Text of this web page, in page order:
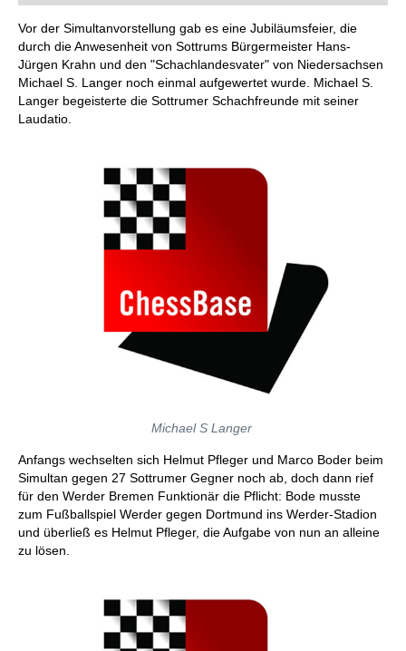
Vor der Simultanvorstellung gab es eine Jubiläumsfeier, die
durch die Anwesenheit von Sottrums Bürgermeister Hans-
Jürgen Krahn und den "Schachlandesvater" von Niedersachsen
Michael S. Langer noch einmal aufgewertet wurde. Michael S.
Langer begeisterte die Sottrumer Schachfreunde mit seiner
Laudatio.
Michael S Langer
Anfangs wechselten sich Helmut Pfleger und Marco Boder beim
Simultan gegen 27 Sottrumer Gegner noch ab, doch dann rief
für den Werder Bremen Funktionär die Pflicht: Bode musste
zum Fußballspiel Werder gegen Dortmund ins Werder-Stadion
und überließ es Helmut Pfleger, die Aufgabe von nun an alleine
zu lösen.